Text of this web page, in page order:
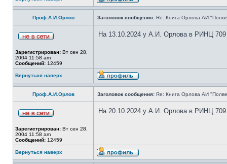
Проф.А.И.Орлов Заголовок сообщения: Re: Книга Орлова АИ
Зарегистрирован: Вт сен 28,
2004 11:58 am
Сообщений: 12459
На 13.10.2024 у А.И. Орлова в РИНЦ 709
Вернуться наверх
Проф.А.И.Орлов Заголовок сообщения: Re: Книга Орлова АИ
Зарегистрирован: Вт сен 28,
2004 11:58 am
Сообщений: 12459
На 20.10.2024 у А.И. Орлова в РИНЦ 709
Вернуться наверх